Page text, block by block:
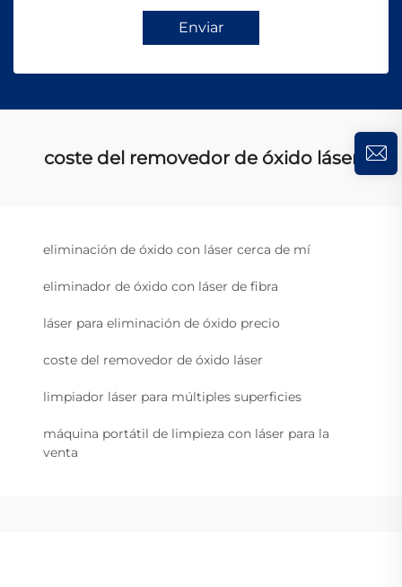
Enviar
coste del removedor de óxido láser
eliminación de óxido con láser cerca de mí
eliminador de óxido con láser de fibra
láser para eliminación de óxido precio
coste del removedor de óxido láser
limpiador láser para múltiples superficies
máquina portátil de limpieza con láser para la
venta